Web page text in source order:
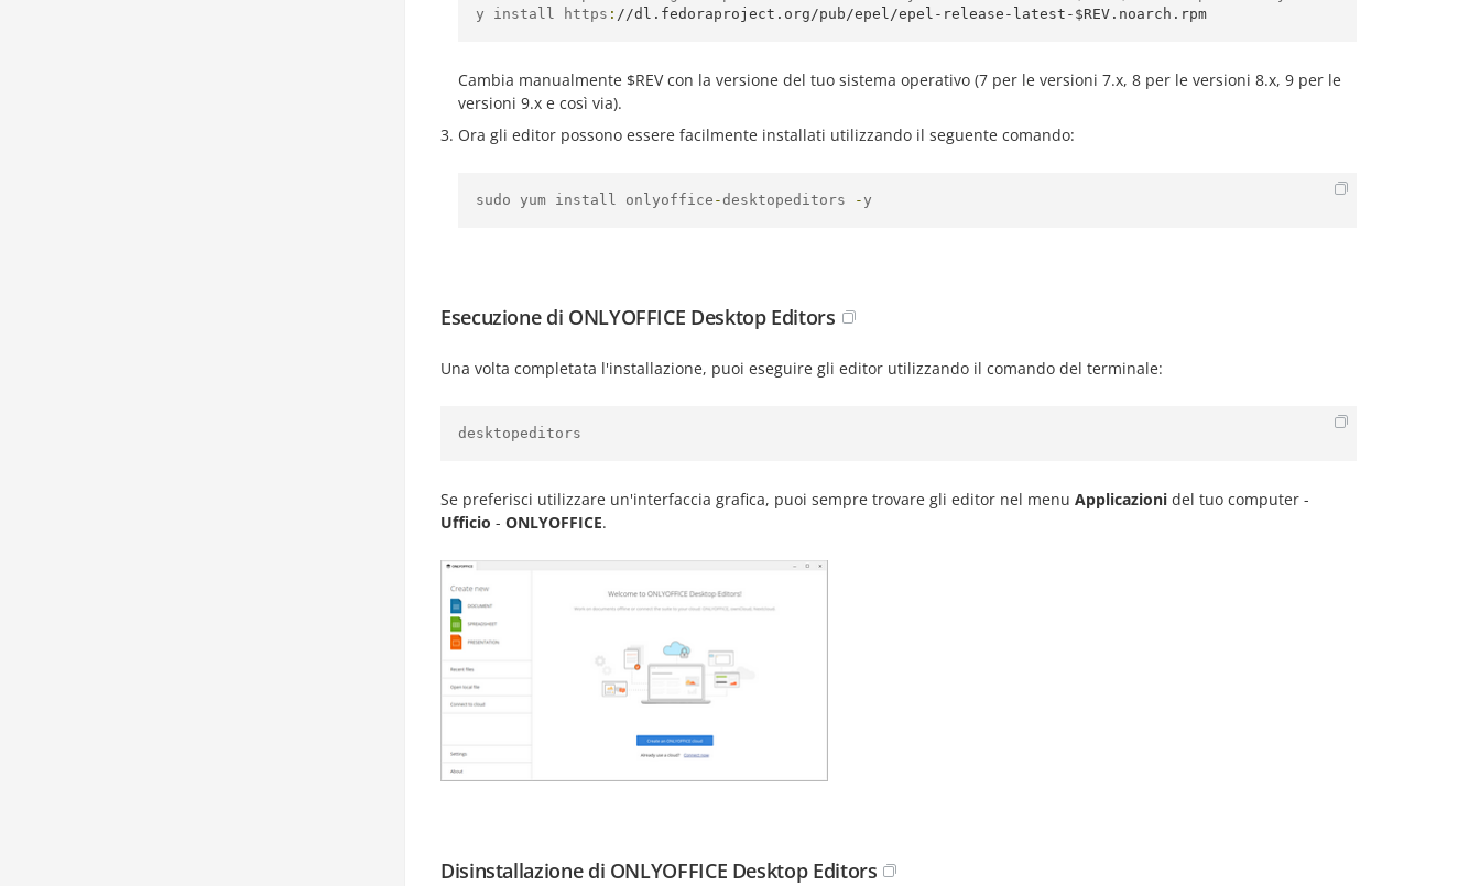
y install https : //dl.fedoraproject.org/pub/epel/epel-release-latest-$REV.noarch.rpm
Cambia manualmente $REV con la versione del tuo sistema operativo (7 per le versioni 7.x, 8 per le versioni 8.x, 9 per le
versioni 9.x e così via).
Ora gli editor possono essere facilmente installati utilizzando il seguente comando:
sudo yum install onlyoffice -desktopeditors - y
Esecuzione di ONLYOFFICE Desktop Editors
Una volta completata l'installazione, puoi eseguire gli editor utilizzando il comando del terminale:
desktopeditors
Se preferisci utilizzare un'interfaccia grafica, puoi sempre trovare gli editor nel menu Applicazioni del tuo computer -
Ufficio - ONLYOFFICE.
Disinstallazione di ONLYOFFICE Desktop Editors